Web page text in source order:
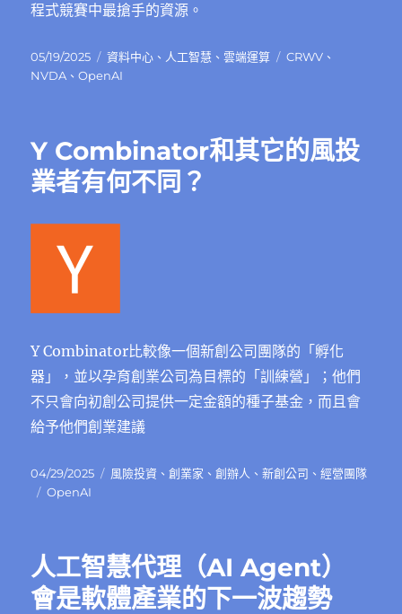
程式競賽中最搶手的資源。
發
佈
05/19/2025
分
類
資料中心 、 人工智慧 、雲端運算
標
CRWV 、
NVDA 、OpenAI
Y Combinator和其它的風投
業者有何不同？
Y Combinator比較像一個新創公司團隊的「孵化
器」，並以孕育創業公司為目標的「訓練營」；他們
不只會向初創公司提供一定金額的種子基金，而且會
給予他們創業建議
發
佈
04/29/2025
分
風險投資 、創業家 、創辦人 、新創公司 、經營團隊
標
OpenAI
人工智慧代理（AI Agent）
會是軟體產業的下一波趨勢